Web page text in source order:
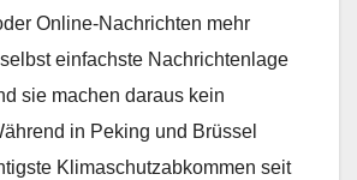
Online-Nachrichten mehr
einfachste Nachrichtenlage
sie machen daraus kein
in Peking und Brüssel
Klimaschutzabkommen seit